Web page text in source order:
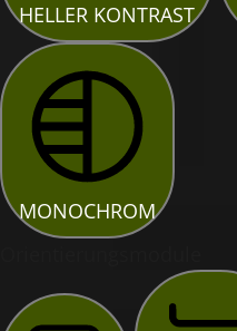
HELLER KONTRAST
MONOCHROM